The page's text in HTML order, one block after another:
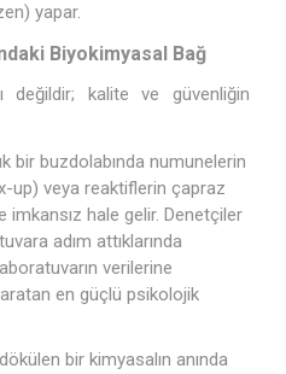
yapar.
Biyokimyasal Bağ
değildir; kalite ve güvenliğin
bir buzdolabında numunelerin
up) veya reaktiflerin çapraz
imkansız hale gelir. Denetçiler
adım attıklarında
verilerine
en güçlü psikolojik
bir kimyasalın anında